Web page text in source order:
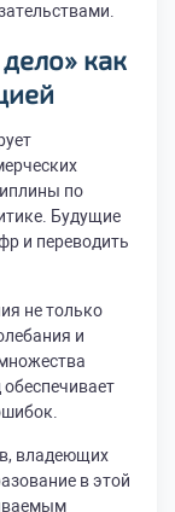
как
по
Будущие
и переводить
не только
и
владеющих
в этой